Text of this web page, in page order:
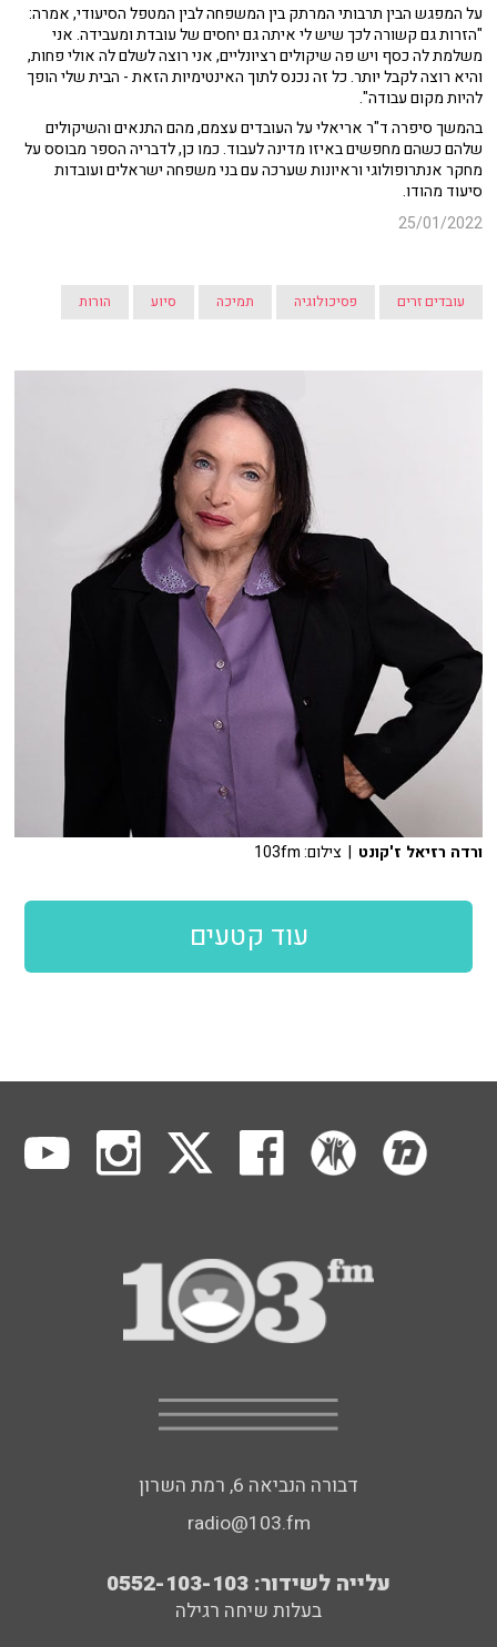
על המפגש הבין תרבותי המרתק בין המשפחה לבין המטפל הסיעודי, אמרה:
"הזרות גם קשורה לכך שיש לי איתה גם יחסים של עובדת ומעבידה. אני
משלמת לה כסף ויש פה שיקולים רציונליים, אני רוצה לשלם לה אולי פחות,
והיא רוצה לקבל יותר. כל זה נכנס לתוך האינטימיות הזאת - הבית שלי הופך
להיות מקום עבודה".
בהמשך סיפרה ד"ר אריאלי על העובדים עצמם, מהם התנאים והשיקולים
שלהם כשהם מחפשים באיזו מדינה לעבוד. כמו כן, לדבריה הספר מבוסס על
מחקר אנתרופולוגי וראיונות שערכה עם בני משפחה ישראלים ועובדות
סיעוד מהודו.
25/01/2022
עובדים זרים פסיכולוגיה תמיכה סיוע הורות
ורדה רזיאל ז'קונט | צילום: 103fm
עוד קטעים
דבורה הנביאה 6, רמת השרון
radio@103.fm
עלייה לשידור: 0552-103-103
בעלות שיחה רגילה